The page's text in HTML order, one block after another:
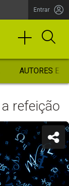
Entrar
AUTORES
refeição